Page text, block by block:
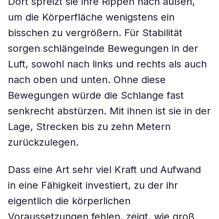
um die Körperfläche wenigstens ein
bisschen zu vergrößern. Für Stabilität
sorgen schlängelnde Bewegungen in der
Luft, sowohl nach links und rechts als auch
nach oben und unten. Ohne diese
Bewegungen würde die Schlange fast
senkrecht abstürzen. Mit ihnen ist sie in der
Lage, Strecken bis zu zehn Metern
zurückzulegen.
Dass eine Art sehr viel Kraft und Aufwand
in eine Fähigkeit investiert, zu der ihr
eigentlich die körperlichen
Voraussetzungen fehlen, zeigt, wie groß